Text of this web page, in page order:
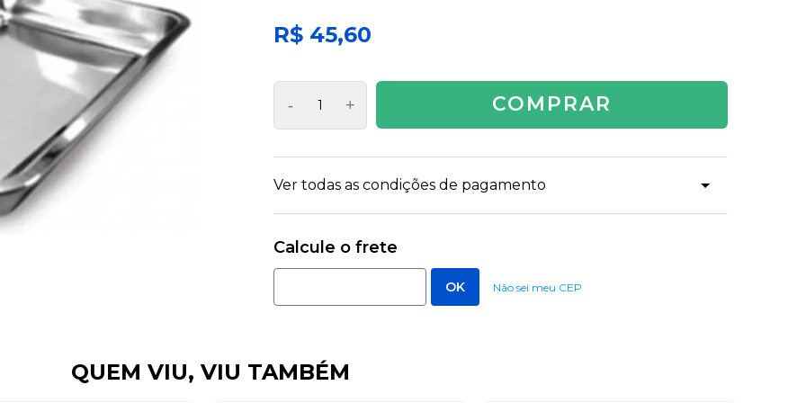
R$ 45,60
- + COMPRAR
Ver todas as condições de pagamento
Não sei meu CEP
QUEM VIU, VIU TAMBÉM